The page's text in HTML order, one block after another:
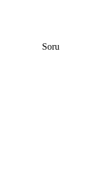
Soru